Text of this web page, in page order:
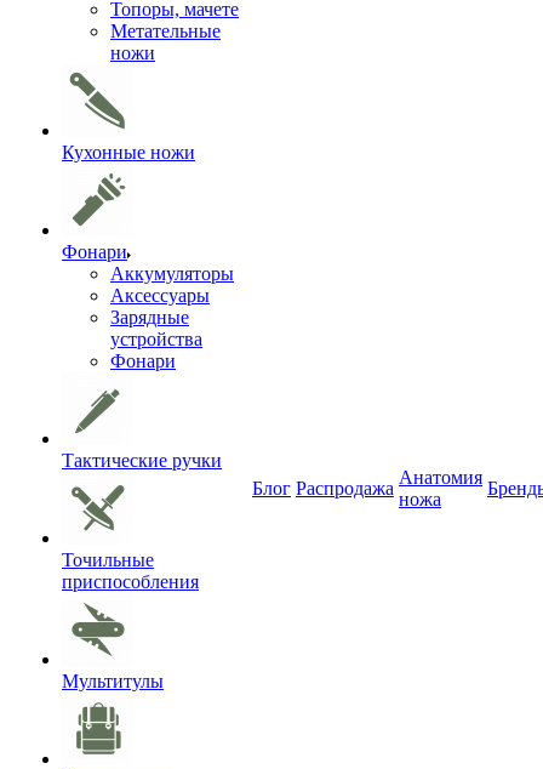
Топоры, мачете
Метательные
ножи
Кухонные ножи
Фонари
Аккумуляторы
Аксессуары
Зарядные
устройства
Фонари
Тактические ручки
Точильные
приспособления
Мультитулы
Блог Распродажа
Анатомия
ножа